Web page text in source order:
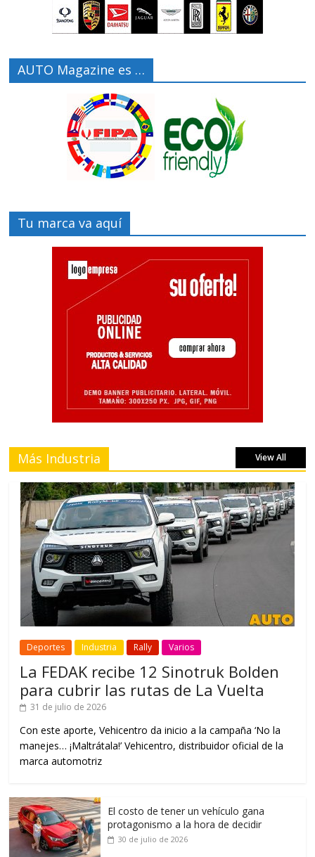
AUTO Magazine es …
Tu marca va aquí
Más Industria View All
Deportes Industria Rally Varios
La FEDAK recibe 12 Sinotruk Bolden
para cubrir las rutas de La Vuelta
31 de julio de 2026
Con este aporte, Vehicentro da inicio a la campaña ‘No la
manejes… ¡Maltrátala!’ Vehicentro, distribuidor oficial de la
marca automotriz
El costo de tener un vehículo gana
protagonismo a la hora de decidir
30 de julio de 2026